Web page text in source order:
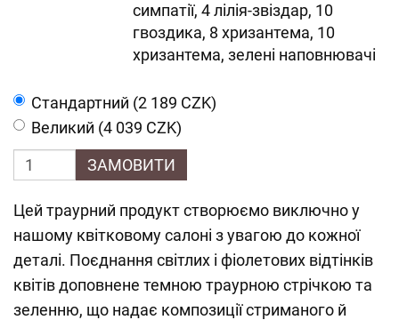
симпатії, 4 лілія-звіздар, 10
гвоздика, 8 хризантема, 10
хризантема, зелені наповнювачі
Cтандартний (2 189 CZK)
Великий (4 039 CZK)
ЗАМОВИТИ
Цей траурний продукт створюємо виключно у
нашому квітковому салоні з увагою до кожної
деталі. Поєднання світлих і фіолетових відтінків
квітів доповнене темною траурною стрічкою та
зеленню, що надає композиції стриманого й